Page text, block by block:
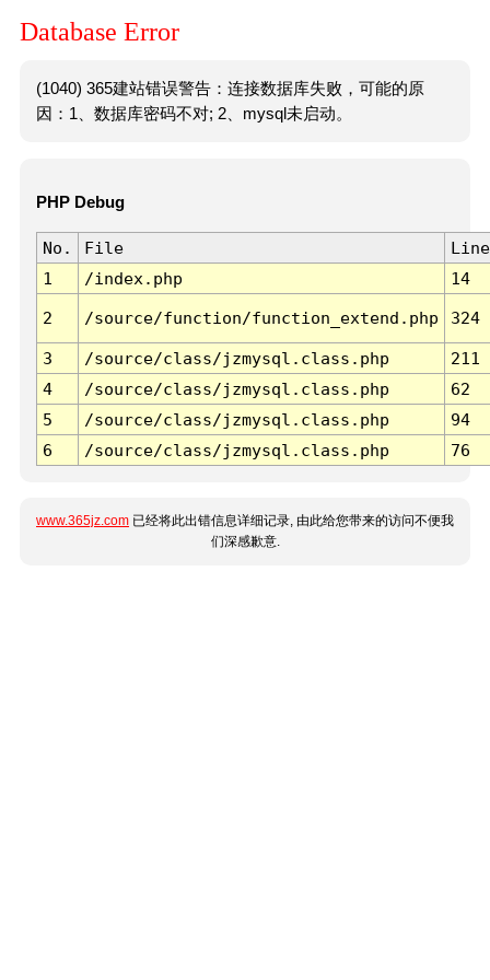
Database Error
(1040) 365建站错误警告：连接数据库失败，可能的原
因：1、数据库密码不对; 2、mysql未启动。
PHP Debug
No. File
Line
1
/index.php 14
2 /source/function/function_extend.php 324
3 /source/class/jzmysql.class.php
211
4
/source/class/jzmysql.class.php
62
5
/source/class/jzmysql.class.php
94
6
/source/class/jzmysql.class.php 76
www.365jz.com 已经将此出错信息详细记录, 由此给您带来的访问不便我
们深感歉意.